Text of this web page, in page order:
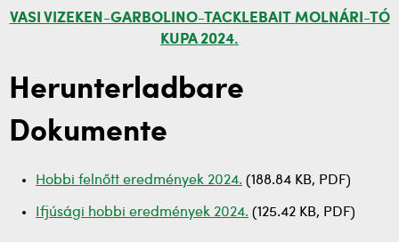
VASI VIZEKEN-GARBOLINO-TACKLEBAIT MOLNÁRI-TÓ
KUPA 2024.
Herunterladbare
Dokumente
Hobbi felnőtt eredmények 2024. (188.84 KB, PDF)
Ifjúsági hobbi eredmények 2024. (125.42 KB, PDF)